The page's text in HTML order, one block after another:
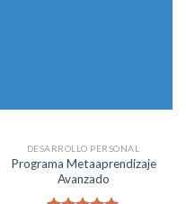
DESARROLLO PERSONAL
Programa Metaaprendizaje
Avanzado